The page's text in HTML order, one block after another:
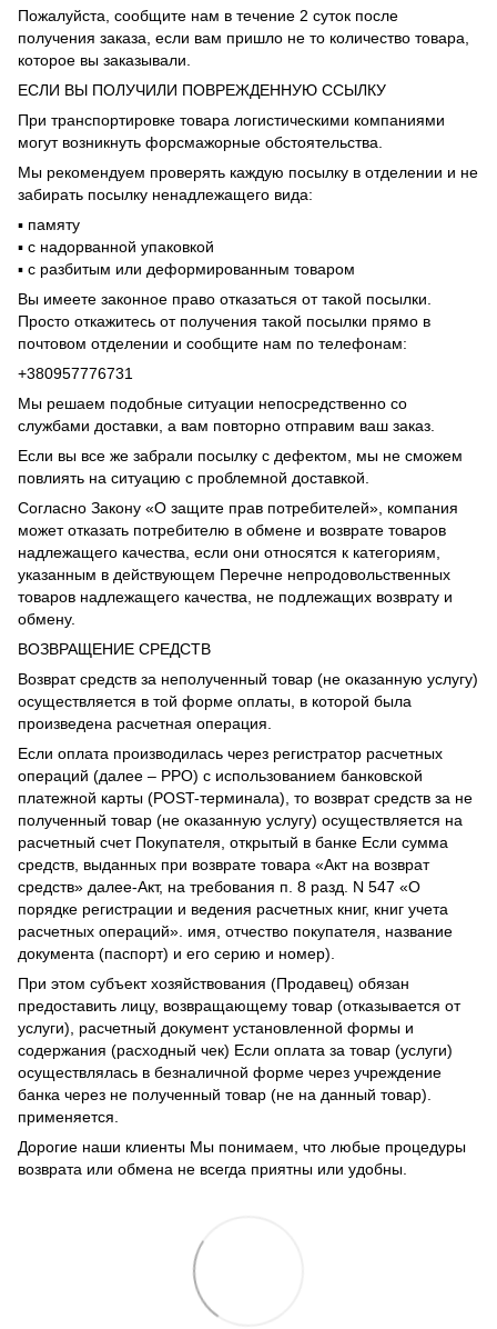
Пожалуйста, сообщите нам в течение 2 суток после
получения заказа, если вам пришло не то количество товара,
которое вы заказывали.
ЕСЛИ ВЫ ПОЛУЧИЛИ ПОВРЕЖДЕННУЮ ССЫЛКУ
При транспортировке товара логистическими компаниями
могут возникнуть форсмажорные обстоятельства.
Мы рекомендуем проверять каждую посылку в отделении и не
забирать посылку ненадлежащего вида:
▪️ памяту
▪️ с надорванной упаковкой
▪️ с разбитым или деформированным товаром
Вы имеете законное право отказаться от такой посылки.
Просто откажитесь от получения такой посылки прямо в
почтовом отделении и сообщите нам по телефонам:
+380957776731
Мы решаем подобные ситуации непосредственно со
службами доставки, а вам повторно отправим ваш заказ.
Если вы все же забрали посылку с дефектом, мы не сможем
повлиять на ситуацию с проблемной доставкой.
Согласно Закону «О защите прав потребителей», компания
может отказать потребителю в обмене и возврате товаров
надлежащего качества, если они относятся к категориям,
указанным в действующем Перечне непродовольственных
товаров надлежащего качества, не подлежащих возврату и
обмену.
ВОЗВРАЩЕНИЕ СРЕДСТВ
Возврат средств за неполученный товар (не оказанную услугу)
осуществляется в той форме оплаты, в которой была
произведена расчетная операция.
Если оплата производилась через регистратор расчетных
операций (далее – РРО) с использованием банковской
платежной карты (POST-терминала), то возврат средств за не
полученный товар (не оказанную услугу) осуществляется на
расчетный счет Покупателя, открытый в банке Если сумма
средств, выданных при возврате товара «Акт на возврат
средств» далее-Акт, на требования п. 8 разд. N 547 «О
порядке регистрации и ведения расчетных книг, книг учета
расчетных операций». имя, отчество покупателя, название
документа (паспорт) и его серию и номер).
При этом субъект хозяйствования (Продавец) обязан
предоставить лицу, возвращающему товар (отказывается от
услуги), расчетный документ установленной формы и
содержания (расходный чек) Если оплата за товар (услуги)
осуществлялась в безналичной форме через учреждение
банка через не полученный товар (не на данный товар).
применяется.
Дорогие наши клиенты Мы понимаем, что любые процедуры
возврата или обмена не всегда приятны или удобны.